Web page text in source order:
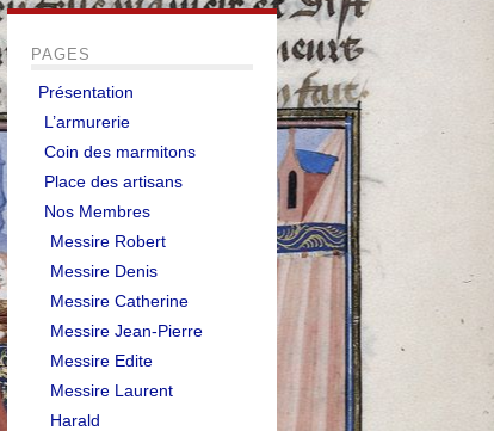
PAGES
Présentation
L’armurerie
Coin des marmitons
Place des artisans
Nos Membres
Messire Robert
Messire Denis
Messire Catherine
Messire Jean-Pierre
Messire Edite
Messire Laurent
Harald